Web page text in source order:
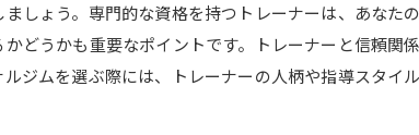
最新の健康情報を常に
ライフスタイルに合わ
しょう。専門的な資格を持つトレーナーは、あな
どうかも重要なポイントです。トレーナーと信頼
ジムを選ぶ際には、トレーナーの人柄や指導スタイ